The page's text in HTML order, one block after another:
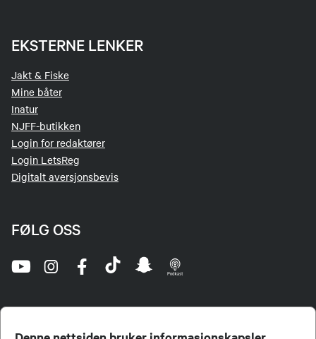
EKSTERNE LENKER
Jakt & Fiske
Mine båter
Inatur
NJFF-butikken
Login for redaktører
Login LetsReg
Digitalt aversjonsbevis
FØLG OSS